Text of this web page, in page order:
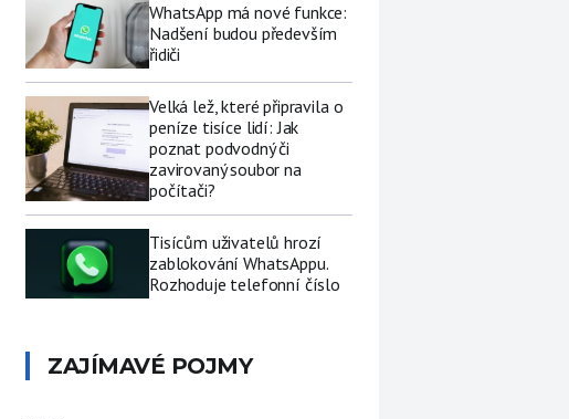
WhatsApp má nové funkce:
Nadšení budou především
řidiči
Velká lež, které připravila o
peníze tisíce lidí: Jak
poznat podvodný či
zavirovaný soubor na
počítači?
Tisícům uživatelů hrozí
zablokování WhatsAppu.
Rozhoduje telefonní číslo
ZAJÍMAVÉ POJMY